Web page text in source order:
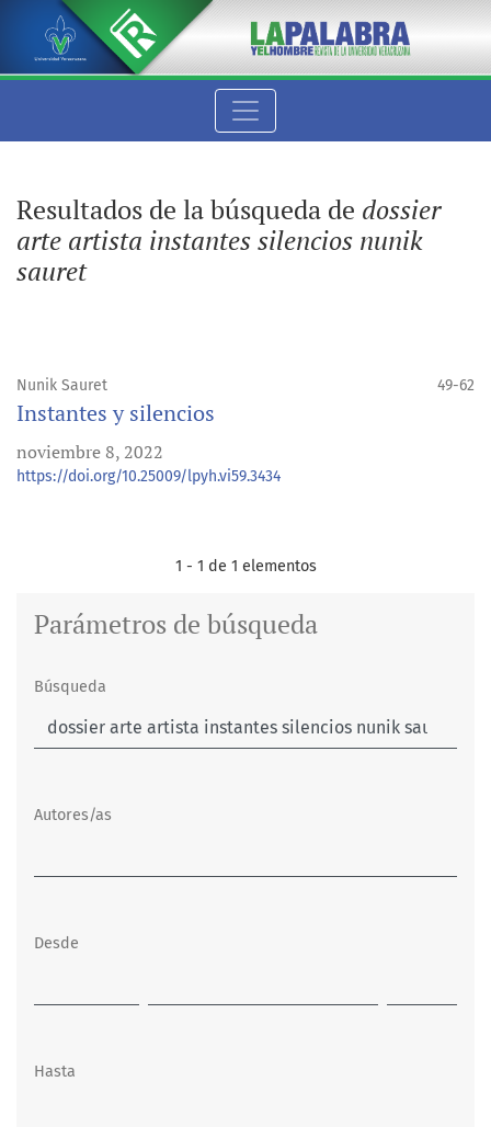
Resultados de la búsqueda de dossier
arte artista instantes silencios nunik
sauret
Nunik Sauret 49-62
Instantes y silencios
noviembre 8, 2022
https://doi.org/10.25009/lpyh.vi59.3434
1 - 1 de 1 elementos
Parámetros de búsqueda
Búsqueda
Autores/as
Desde
Hasta